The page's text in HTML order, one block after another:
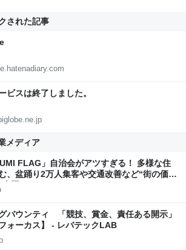
された記事
ビスは終了しました。
メディア
FLAG」自治会がアツすぎる！ 多様な住
、盆踊り2万人集客や交通改善など“街の価値
区
バウンティ 「競技、賞金、責任ある開示」
ォーカス】 - レバテックLAB